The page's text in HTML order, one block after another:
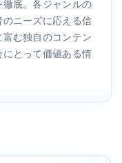
底。各ジャンルの
ニーズに応える信
む独自のコンテン
とって価値ある情